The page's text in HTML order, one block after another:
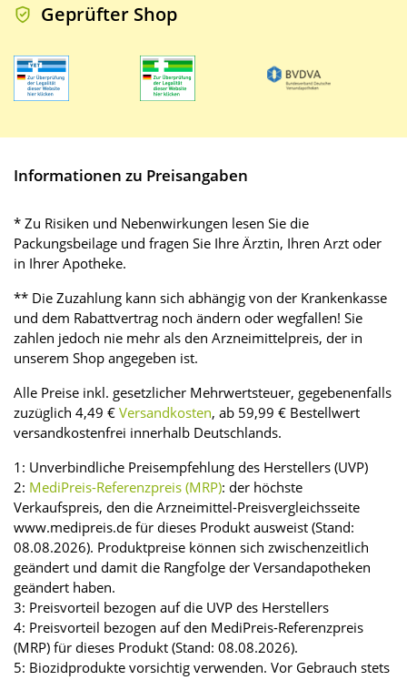
Geprüfter Shop
Informationen zu Preisangaben
* Zu Risiken und Nebenwirkungen lesen Sie die
Packungsbeilage und fragen Sie Ihre Ärztin, Ihren Arzt oder
in Ihrer Apotheke.
** Die Zuzahlung kann sich abhängig von der Krankenkasse
und dem Rabattvertrag noch ändern oder wegfallen! Sie
zahlen jedoch nie mehr als den Arzneimittelpreis, der in
unserem Shop angegeben ist.
Alle Preise inkl. gesetzlicher Mehrwertsteuer, gegebenenfalls
zuzüglich 4,49 € Versandkosten, ab 59,99 € Bestellwert
versandkostenfrei innerhalb Deutschlands.
1: Unverbindliche Preisempfehlung des Herstellers (UVP)
2: MediPreis-Referenzpreis (MRP): der höchste
Verkaufspreis, den die Arzneimittel-Preisvergleichsseite
www.medipreis.de für dieses Produkt ausweist (Stand:
08.08.2026). Produktpreise können sich zwischenzeitlich
geändert und damit die Rangfolge der Versandapotheken
geändert haben.
3: Preisvorteil bezogen auf die UVP des Herstellers
4: Preisvorteil bezogen auf den MediPreis-Referenzpreis
(MRP) für dieses Produkt (Stand: 08.08.2026).
5: Biozidprodukte vorsichtig verwenden. Vor Gebrauch stets